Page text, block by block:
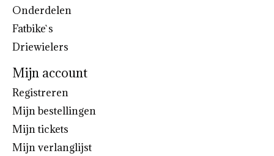
Onderdelen
Fatbike`s
Driewielers
Mijn account
Registreren
Mijn bestellingen
Mijn tickets
Mijn verlanglijst